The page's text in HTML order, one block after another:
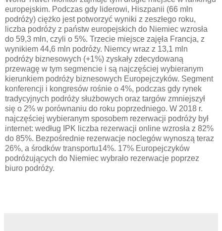
europejskim. Podczas gdy liderowi, Hiszpanii (66 mln
podróży) ciężko jest potworzyć wyniki z zeszłego roku,
liczba podróży z państw europejskich do Niemiec wzrosła
do 59,3 mln, czyli o 5%. Trzecie miejsce zajęła Francja, z
wynikiem 44,6 mln podróży. Niemcy wraz z 13,1 mln
podróży biznesowych (+1%) zyskały zdecydowaną
przewagę w tym segmencie i są najczęściej wybieranym
kierunkiem podróży biznesowych Europejczyków. Segment
konferencji i kongresów rośnie o 4%, podczas gdy rynek
tradycyjnych podróży służbowych oraz targów zmniejszył
się o 2% w porównaniu do roku poprzedniego. W 2018 r.
najczęściej wybieranym sposobem rezerwacji podróży był
internet: według IPK liczba rezerwacji online wzrosła z 82%
do 85%. Bezpośrednie rezerwacje noclegów wynoszą teraz
26%, a środków transportu14%. 17% Europejczyków
podróżujących do Niemiec wybrało rezerwacje poprzez
biuro podróży.